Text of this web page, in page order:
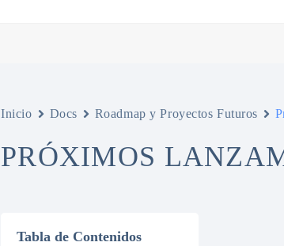
Inicio Docs Roadmap y Proyectos Futuros
PRÓXIMOS
Tabla de Contenidos